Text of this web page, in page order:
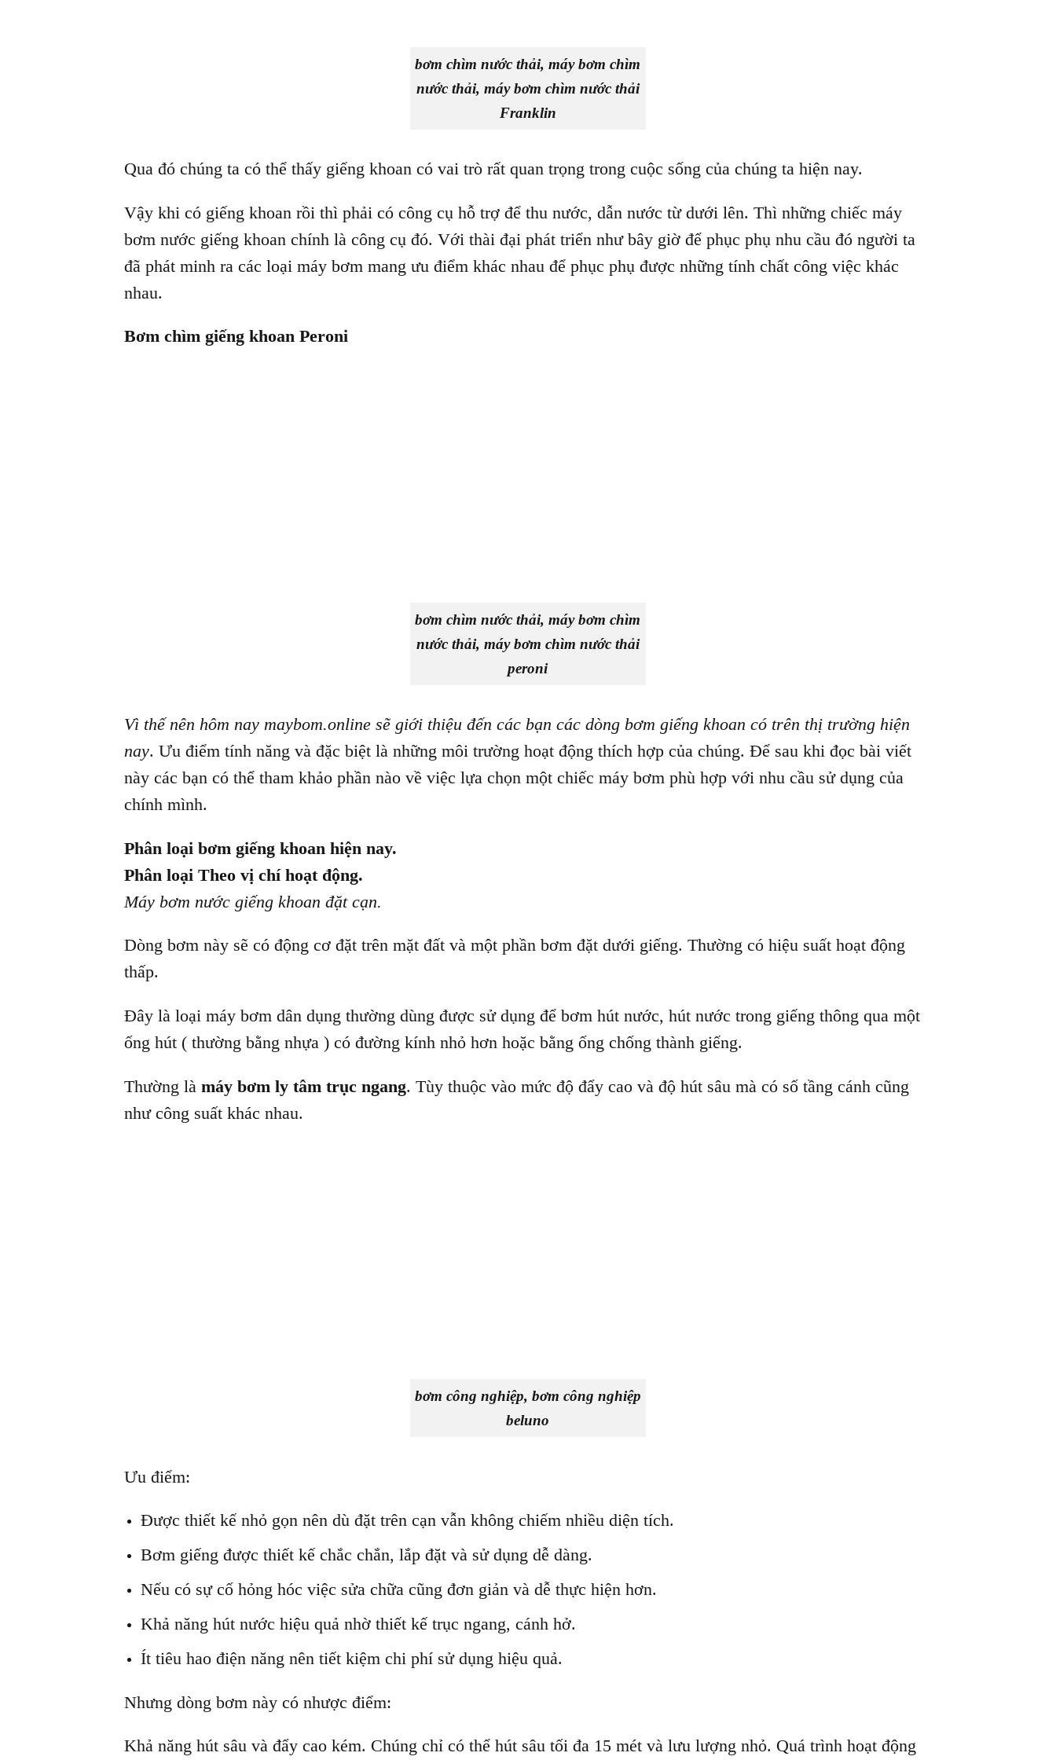
bơm chìm nước thải, máy bơm chìm
nước thải, máy bơm chìm nước thải
Franklin
Qua đó chúng ta có thể thấy giếng khoan có vai trò rất quan trọng trong cuộc sống của chúng ta hiện nay.
Vậy khi có giếng khoan rồi thì phải có công cụ hỗ trợ để thu nước, dẫn nước từ dưới lên. Thì những chiếc máy
bơm nước giếng khoan chính là công cụ đó. Với thài đại phát triển như bây giờ để phục phụ nhu cầu đó người ta
đã phát minh ra các loại máy bơm mang ưu điểm khác nhau để phục phụ được những tính chất công việc khác
nhau.
Bơm chìm giếng khoan Peroni
bơm chìm nước thải, máy bơm chìm
nước thải, máy bơm chìm nước thải
peroni
Vì thế nên hôm nay maybom.online sẽ giới thiệu đến các bạn các dòng bơm giếng khoan có trên thị trường hiện
nay. Ưu điểm tính năng và đặc biệt là những môi trường hoạt động thích hợp của chúng. Để sau khi đọc bài viết
này các bạn có thể tham khảo phần nào về việc lựa chọn một chiếc máy bơm phù hợp với nhu cầu sử dụng của
chính mình.
Phân loại bơm giếng khoan hiện nay.
Phân loại Theo vị chí hoạt động.
Máy bơm nước giếng khoan đặt cạn.
Dòng bơm này sẽ có động cơ đặt trên mặt đất và một phần bơm đặt dưới giếng. Thường có hiệu suất hoạt động
thấp.
Đây là loại máy bơm dân dụng thường dùng được sử dụng để bơm hút nước, hút nước trong giếng thông qua một
ống hút ( thường bằng nhựa ) có đường kính nhỏ hơn hoặc bằng ống chống thành giếng.
Thường là máy bơm ly tâm trục ngang. Tùy thuộc vào mức độ đẩy cao và độ hút sâu mà có số tầng cánh cũng
như công suất khác nhau.
bơm công nghiệp, bơm công nghiệp
beluno
Ưu điểm:
Được thiết kế nhỏ gọn nên dù đặt trên cạn vẫn không chiếm nhiều diện tích.
Bơm giếng được thiết kế chắc chắn, lắp đặt và sử dụng dễ dàng.
Nếu có sự cố hỏng hóc việc sửa chữa cũng đơn giản và dễ thực hiện hơn.
Khả năng hút nước hiệu quả nhờ thiết kế trục ngang, cánh hở.
Ít tiêu hao điện năng nên tiết kiệm chi phí sử dụng hiệu quả.
Nhưng dòng bơm này có nhược điểm:
Khả năng hút sâu và đẩy cao kém. Chúng chỉ có thể hút sâu tối đa 15 mét và lưu lượng nhỏ. Quá trình hoạt động